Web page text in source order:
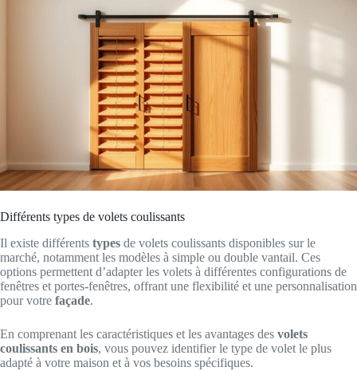
Différents types de volets coulissants
Il existe différents types de volets coulissants disponibles sur le
marché, notamment les modèles à simple ou double vantail. Ces
options permettent d’adapter les volets à différentes configurations de
fenêtres et portes-fenêtres, offrant une flexibilité et une personnalisation
pour votre façade.
En comprenant les caractéristiques et les avantages des volets
coulissants en bois, vous pouvez identifier le type de volet le plus
adapté à votre maison et à vos besoins spécifiques.